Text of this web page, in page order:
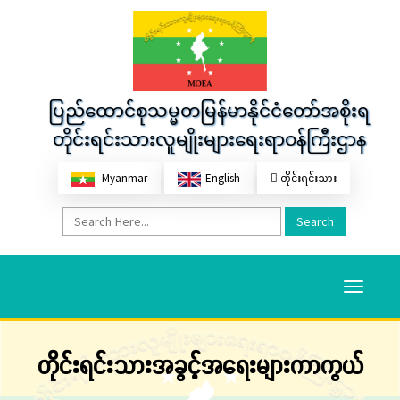
ပြည်ထောင်စုသမ္မတမြန်မာနိုင်ငံတော်အစိုးရ
တိုင်းရင်းသားလူမျိုးများရေးရာဝန်ကြီးဌာန
Myanmar English တိုင်းရင်းသား
Search
Toggle
တိုင်းရင်းသားအခွင့်အရေးများကာကွယ်